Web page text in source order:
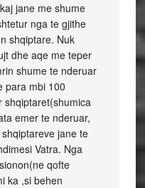
jane me shume
nga te gjithe
shqiptare. Nuk
dhe aqe me teper
shume te nderuar
para mbi 100
shqiptaret(shumica
emer te nderuar,
jane te
Vatra. Nga
qofte
ka ,si behen